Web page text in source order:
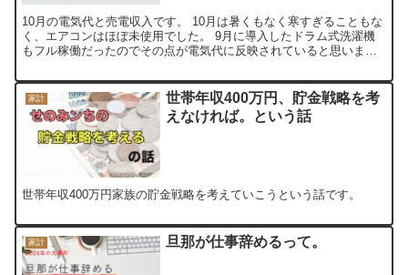
10月の電気代と売電収入です。 10月は暑くもなく寒すぎることもな
く、エアコンはほぼ未使用でした。 9月に導入したドラム式洗濯機
もフル稼働だったのでその点が電気代に反映されていると思いま
家計
世帯年収400万円、貯金戦略を考
えなければ。という話
世帯年収400万円家族の貯金戦略を考えていこうという話です。
家計 旦那が仕事辞めるって。